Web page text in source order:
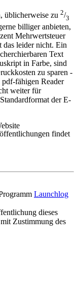
üblicherweise zu 2/3
billiger anbieten,
Mehrwertsteuer
das leider nicht. Ein
Text
in Farbe, sind
zu sparen -
fähigen Reader
weiter für
der E-
findet
Launchlog
dieses
Zustimmung des